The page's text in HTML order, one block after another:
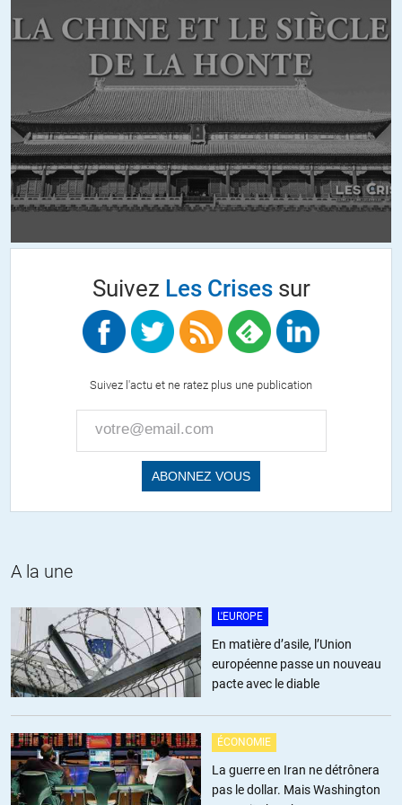
condamy//11.11.2017 à 13h38
Tout a fait d’accord mais Lacroix-Ruiz est d’une lecture plus
difficile par excès ( ? ) de précisions et renvois de notes mais çela
en vaut la peine.
+3
Fritz//11.11.2017 à 13h52
avec intérêt, mais je n’en fais pas une nouvelle doxa.
marc
doxa étant péjoratif… contresens?
luci2 parlait de lire l’histoire de la fed selon lacroix-riz… je ne
sais pas, mais c’est sûrement le fait que la fed a prêté aux
pays européens de quoi faire une longue guerre, car ces
derniers étant en 1914 en faillite, normalement la guerre aurait
Robin//11.11.2017 à 07h50
Où peut-on trouver ces documentaires avec le sous-titrage? Merci
d’avance
+1 ALERTER
Suivez Les Crisessur
Suivez l'actu et ne ratez plus une publication
A la une
L'EUROPE
En matière d’asile, l’Union
européenne passe un nouveau
pacte avec le diable
ÉCONOMIE
La guerre en Iran ne détrônera
pas le dollar. Mais Washington